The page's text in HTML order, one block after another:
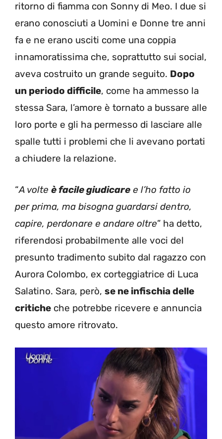
ritorno di fiamma con Sonny di Meo. I due si
erano conosciuti a Uomini e Donne tre anni
fa e ne erano usciti come una coppia
innamoratissima che, soprattutto sui social,
aveva costruito un grande seguito. Dopo
un periodo difficile, come ha ammesso la
stessa Sara, l’amore è tornato a bussare alle
loro porte e gli ha permesso di lasciare alle
spalle tutti i problemi che li avevano portati
a chiudere la relazione.
“A volte è facile giudicare e l’ho fatto io
per prima, ma bisogna guardarsi dentro,
capire, perdonare e andare oltre” ha detto,
riferendosi probabilmente alle voci del
presunto tradimento subito dal ragazzo con
Aurora Colombo, ex corteggiatrice di Luca
Salatino. Sara, però, se ne infischia delle
critiche che potrebbe ricevere e annuncia
questo amore ritrovato.